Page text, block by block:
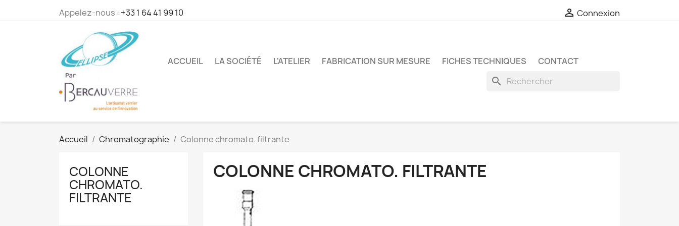
Appelez-nous : +33 1 64 41 99 10  Connexion
ACCUEIL LA SOCIÉTÉ L'ATELIER FABRICATION SUR MESURE FICHES TECHNIQUES CONTACT
search
Accueil Chromatographie Colonne chromato. filtrante
COLONNE
CHROMATO.
FILTRANTE
COLONNE CHROMATO. FILTRANTE